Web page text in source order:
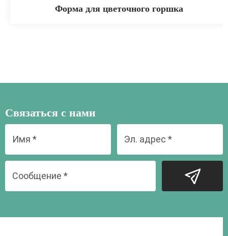
Форма для цветочного горшка
Связаться с нами